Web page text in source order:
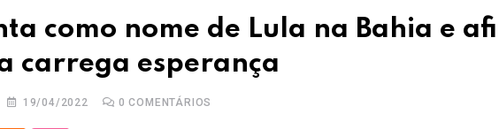
como nome de Lula na Bahia e
carrega esperança
19/04/2022 0 COMENTÁRIOS